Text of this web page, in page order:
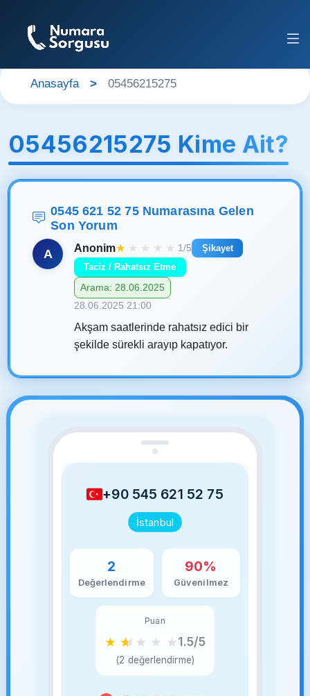
Anasayfa 05456215275
05456215275 Kime Ait?
0545 621 52 75 Numarasına Gelen
Son Yorum
A Anonim★ ★ ★ ★ ★ 1/5
Şikayet
Taciz / Rahatsız Etme
Arama: 28.06.2025
28.06.2025 21:00
Akşam saatlerinde rahatsız edici bir
şekilde sürekli arayıp kapatıyor.
+90 545 621 52 75
İstanbul
2
Değerlendirme
90%
Güvenilmez
Puan
★ ★ ★ ★ ★1.5/5
(2 değerlendirme)